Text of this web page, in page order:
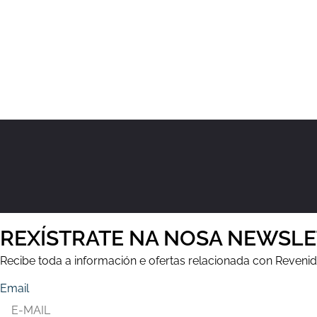
REXÍSTRATE NA NOSA
Recibe toda a información e ofertas relacionada con
Email